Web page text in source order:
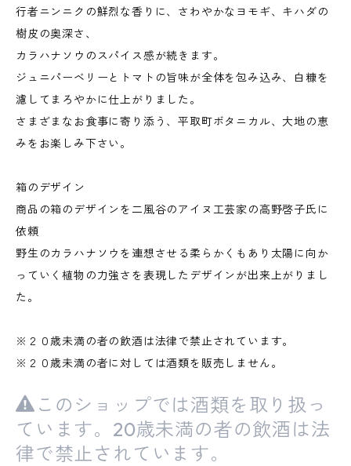
行者ニンニクの鮮烈な香りに、さわやかなヨモギ、キハダの
樹皮の奥深さ、
カラハナソウのスパイス感が続きます。
ジュニパーベリーとトマトの旨味が全体を包み込み、白糠を
濾してまろやかに仕上がりました。
さまざまなお食事に寄り添う、平取町ボタニカル、大地の恵
みをお楽しみ下さい。
箱のデザイン
商品の箱のデザインを二風谷のアイヌ工芸家の高野啓子氏に
依頼
野生のカラハナソウを連想させる柔らかくもあり太陽に向か
っていく植物の力強さを表現したデザインが出来上がりまし
た。
※２０歳未満の者の飲酒は法律で禁止されています。
※２０歳未満の者に対しては酒類を販売しません。
このショップでは酒類を取り扱っ
ています。20歳未満の者の飲酒は法
律で禁止されています。